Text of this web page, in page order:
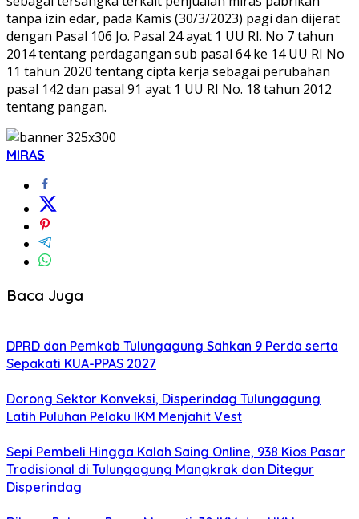
tanpa izin edar, pada Kamis (30/3/2023) pagi dan dijerat
dengan Pasal 106 Jo. Pasal 24 ayat 1 UU RI. No 7 tahun
2014 tentang perdagangan sub pasal 64 ke 14 UU RI No
11 tahun 2020 tentang cipta kerja sebagai perubahan
pasal 142 dan pasal 91 ayat 1 UU RI No. 18 tahun 2012
tentang pangan.
MIRAS
Baca Juga
DPRD dan Pemkab Tulungagung Sahkan 9 Perda serta
Sepakati KUA-PPAS 2027
Dorong Sektor Konveksi, Disperindag Tulungagung
Latih Puluhan Pelaku IKM Menjahit Vest
Sepi Pembeli Hingga Kalah Saing Online, 938 Kios Pasar
Tradisional di Tulungagung Mangkrak dan Ditegur
Disperindag